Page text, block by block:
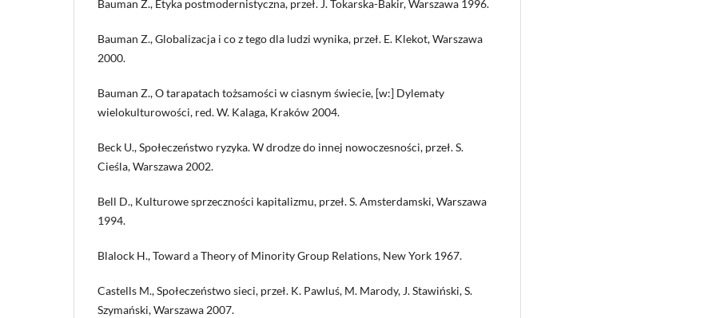
Bauman Z., Etyka postmodernistyczna, przeł. J. Tokarska-Bakir, Warszawa 1996.
Bauman Z., Globalizacja i co z tego dla ludzi wynika, przeł. E. Klekot, Warszawa
2000.
Bauman Z., O tarapatach tożsamości w ciasnym świecie, [w:] Dylematy
wielokulturowości, red. W. Kalaga, Kraków 2004.
Beck U., Społeczeństwo ryzyka. W drodze do innej nowoczesności, przeł. S.
Cieśla, Warszawa 2002.
Bell D., Kulturowe sprzeczności kapitalizmu, przeł. S. Amsterdamski, Warszawa
1994.
Blalock H., Toward a Theory of Minority Group Relations, New York 1967.
Castells M., Społeczeństwo sieci, przeł. K. Pawluś, M. Marody, J. Stawiński, S.
Szymański, Warszawa 2007.